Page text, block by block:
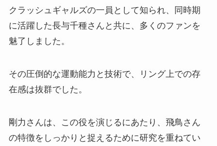
クラッシュギャルズの一員として知られ、同時期
に活躍した長与千種さんと共に、多くのファンを
魅了しました。
その圧倒的な運動能力と技術で、リング上での存
在感は抜群でした。
剛力さんは、この役を演じるにあたり、飛鳥さん
の特徴をしっかりと捉えるために研究を重ねてい